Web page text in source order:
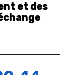
et des